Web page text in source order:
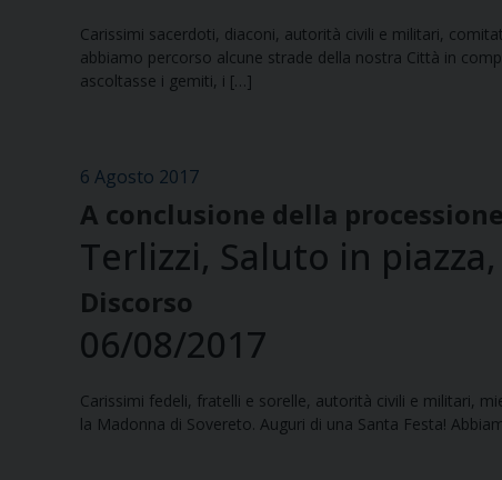
Carissimi sacerdoti, diaconi, autorità civili e militari,
abbiamo percorso alcune strade della nostra Città in
ascoltasse i gemiti, i […]
6 Agosto 2017
A conclusione della
Terlizzi, Saluto in
Discorso
06/08/2017
Carissimi fedeli, fratelli e sorelle, autorità civili e militari,
la Madonna di Sovereto. Auguri di una Santa Festa!